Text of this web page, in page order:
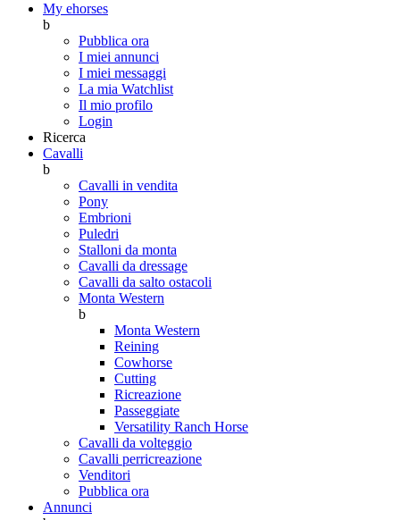
My ehorses
b
Pubblica ora
I miei annunci
I miei messaggi
La mia Watchlist
Il mio profilo
Login
Ricerca
Cavalli
b
Cavalli in vendita
Pony
Embrioni
Puledri
Stalloni da monta
Cavalli da dressage
Cavalli da salto ostacoli
Monta Western
b
Monta Western
Reining
Cowhorse
Cutting
Ricreazione
Passeggiate
Versatility Ranch Horse
Cavalli da volteggio
Cavalli perricreazione
Venditori
Pubblica ora
Annunci